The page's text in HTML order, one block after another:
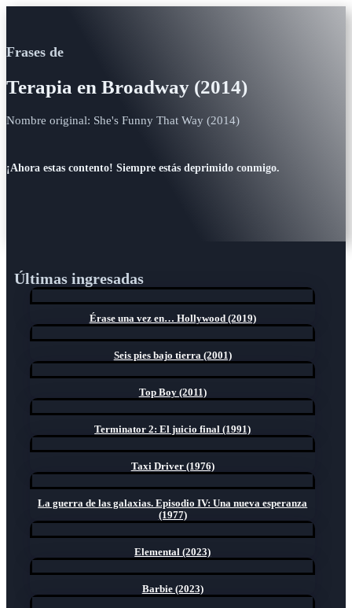
Frases de
Terapia en Broadway (2014)
Nombre original: She's Funny That Way (2014)
¡Ahora estas contento! Siempre estás deprimido conmigo.
Últimas ingresadas
Érase una vez en… Hollywood (2019)
Seis pies bajo tierra (2001)
Top Boy (2011)
Terminator 2: El juicio final (1991)
Taxi Driver (1976)
La guerra de las galaxias. Episodio IV: Una nueva esperanza
(1977)
Elemental (2023)
Barbie (2023)